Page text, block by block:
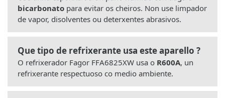
bicarbonato para evitar os cheiros. Non use limpador
de vapor, disolventes ou deterxentes abrasivos.
Que tipo de refrixerante usa este aparello ?
O refrixerador Fagor FFA6825XW usa o R600A, un
refrixerante respectuoso co medio ambiente.